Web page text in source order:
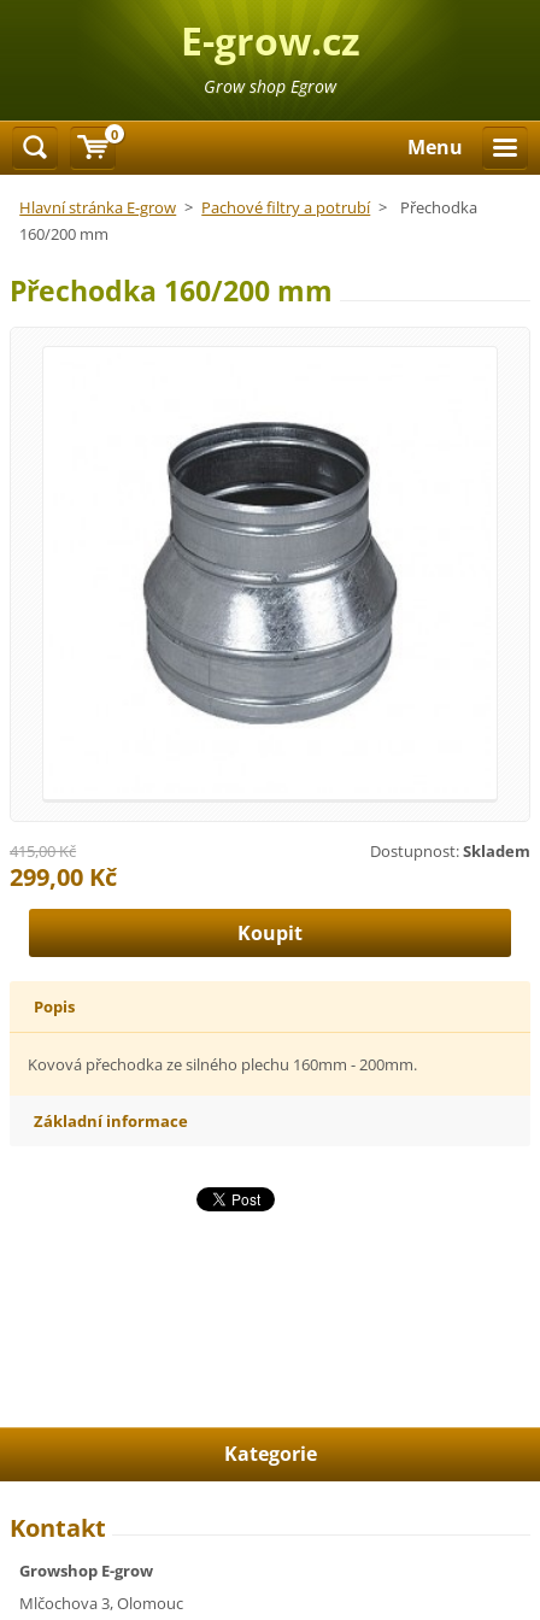
E-grow.cz
Grow shop Egrow
Menu
Hlavní stránka E-grow > Pachové filtry a potrubí >
Přechodka
160/200 mm
Přechodka 160/200 mm
Dostupnost:Skladem
415,00 Kč
299,00 Kč
Popis
Kovová přechodka ze silného plechu 160mm - 200mm.
Základní informace
Kategorie
Kontakt
Growshop E-grow
Mlčochova 3, Olomouc
0